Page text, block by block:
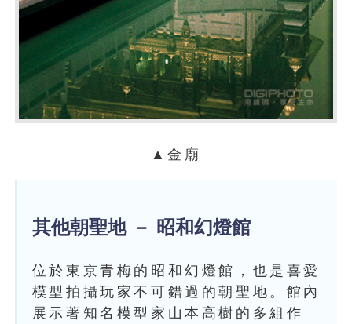
▲金廟
其他朝聖地 － 昭和幻燈館
位於東京青梅的昭和幻燈館，也是喜愛
模型拍攝玩家不可錯過的朝聖地。館內
展示著知名模型家山本高樹的多組作